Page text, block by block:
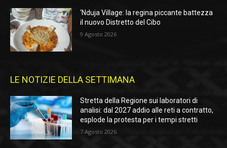
‘Nduja Village: la regina piccante battezza
il nuovo Distretto del Cibo
9 Agosto 2026
LE NOTIZIE DELLA SETTIMANA
Stretta della Regione sui laboratori di
analisi: dal 2027 addio alle reti a contratto,
esplode la protesta per i tempi stretti
7 Agosto 2026